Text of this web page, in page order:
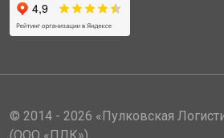
© 2014 - 2026 «Пулковская